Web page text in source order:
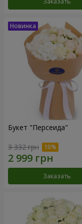
Букет "Персеида"
3 332 грн
Заказать